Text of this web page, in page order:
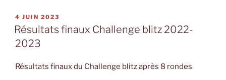
PUBLIÉ
LE
4 JUIN 2023
Résultats finaux Challenge blitz 2022-
2023
Résultats finaux du Challenge blitz après 8 rondes